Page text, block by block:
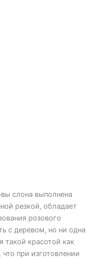
слона выполнена
резкой, обладает
розового
с деревом, но ни одна
такой красотой как
при изготовлении